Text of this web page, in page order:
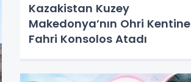
Kazakistan Kuzey
Makedonya’nın Ohri Kentine
Fahri Konsolos Atadı